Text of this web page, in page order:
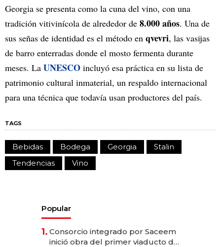
Georgia se presenta como la cuna del vino, con una
tradición vitivinícola de alrededor de 8.000 años. Una de
sus señas de identidad es el método en qvevri, las vasijas
de barro enterradas donde el mosto fermenta durante
meses. La UNESCO incluyó esa práctica en su lista de
patrimonio cultural inmaterial, un respaldo internacional
para una técnica que todavía usan productores del país.
TAGS
Bebidas Bodega Georgia
Stalin
Tendencias
Vino
Popular
1. Consorcio integrado por Saceem
inició obra del primer viaducto de